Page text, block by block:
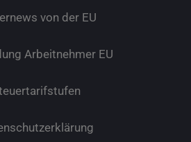
von der EU
Arbeitnehmer EU